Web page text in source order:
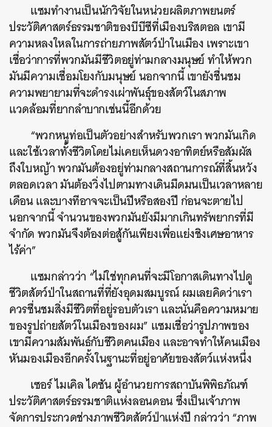
แซมทำงานเป็นนักวิจัยในหน่วยผลิตภาพยนตร์
ประวัติศาสตร์ธรรมชาติของบีบีซีที่เมืองบริสตอล เขามี
ความหลงใหลในการถ่ายภาพสัตว์ป่าในเมือง เพราะเขา
เชื่อว่าการที่พวกมันมีชีวิตอยู่ท่ามกลางมนุษย์ ทำให้พวก
มันมีความเชื่อมโยงกับมนุษย์ นอกจากนี้ เขายังชื่นชม
ความพยายามที่จะดำรงเผ่าพันธุ์ของสัตว์ในสภาพ
แวดล้อมที่ยากลำบากเช่นนี้อีกด้วย
“พวกหนูท่อเป็นตัวอย่างสำหรับพวกเรา พวกมันเกิด
และใช้เวลาทั้งชีวิตโดยไม่เคยเห็นดวงอาทิตย์หรือสัมผัส
ถึงใบหญ้า พวกมันต้องอยู่ท่ามกลางสถานการณ์ที่สิ้นหวัง
ตลอดเวลา มันต้องวิ่งไปตามทางเดินมืดมนเป็นเวลาหลาย
เดือน และบางทีอาจจะเป็นปีหรือสองปี ก่อนจะตายไป
นอกจากนี้ จำนวนของพวกมันยังมีมากเกินทรัพยากรที่มี
จำกัด พวกมันจึงต้องต่อสู้กันเพียงเพื่อแย่งชิงเศษอาหาร
ไร้ค่า”
แซมกล่าวว่า “ไม่ใช่ทุกคนที่จะมีโอกาสเดินทางไปดู
ชีวิตสัตว์ป่าในสถานที่ที่ยังอุดมสมบูรณ์ ผมเลยคิดว่าเรา
ควรชื่นชมสิ่งมีชีวิตที่อยู่รอบตัวเรา และนั่นคือความหมาย
ของรูปถ่ายสัตว์ในเมืองของผม” แซมเชื่อว่ารูปภาพของ
เขามีความสัมพันธ์กับชีวิตคนเมือง และอาจทำให้คนเมือง
หันมองเมืองอีกครั้งในฐานะที่อยู่อาศัยของสัตว์แห่งหนึ่ง
เซอร์ ไมเคิล ไดซัน ผู้อำนวยการสถาบันพิพิธภัณฑ์
ประวัติศาสตร์ธรรมชาติแห่งลอนดอน ซึ่งเป็นเจ้าภาพ
จัดการประกวดช่างภาพชีวิตสัตว์ป่าแห่งปี กล่าวว่า “ภาพ